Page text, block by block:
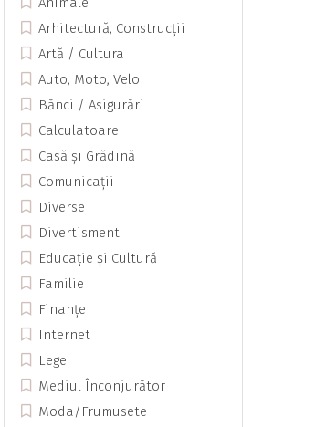
Arhitectură, Construcții
Artă / Cultura
Auto, Moto, Velo
Bănci / Asigurări
Calculatoare
Casă și Grădină
Comunicații
Diverse
Divertisment
Educație și Cultură
Familie
Finanțe
Internet
Lege
Mediul Înconjurător
Moda/Frumusete